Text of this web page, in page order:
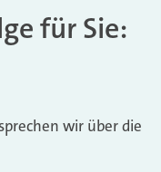
für Sie:
wir über die